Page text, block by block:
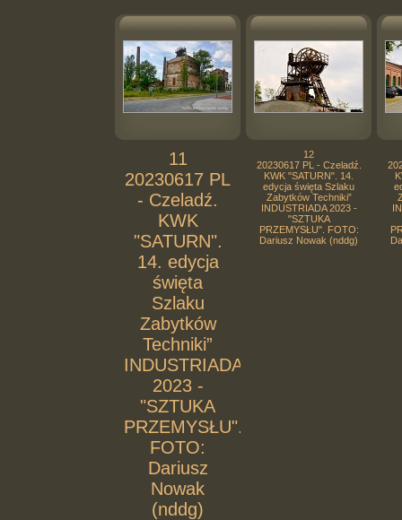
11
20230617 PL
- Czeladź.
KWK
"SATURN".
14. edycja
święta
Szlaku
Zabytków
Techniki”
INDUSTRIADA
2023 -
"SZTUKA
PRZEMYSŁU".
FOTO:
Dariusz
Nowak
(nddg)
12
20230617 PL - Czeladź.
KWK "SATURN". 14.
edycja święta Szlaku
Zabytków Techniki”
INDUSTRIADA 2023 -
"SZTUKA
PRZEMYSŁU". FOTO:
Dariusz Nowak (nddg)